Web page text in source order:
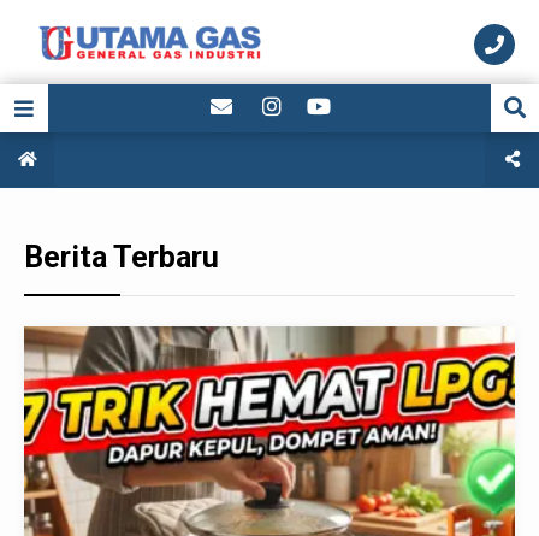
Berita Terbaru